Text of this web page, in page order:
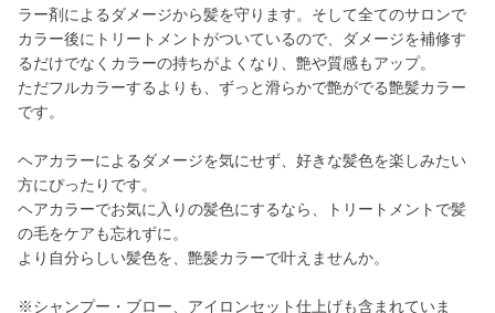
ラー剤によるダメージから髪を守ります。そして全てのサロンで
カラー後にトリートメントがついているので、ダメージを補修す
るだけでなくカラーの持ちがよくなり、艶や質感もアップ。
ただフルカラーするよりも、ずっと滑らかで艶がでる艶髪カラー
です。
ヘアカラーによるダメージを気にせず、好きな髪色を楽しみたい
方にぴったりです。
ヘアカラーでお気に入りの髪色にするなら、トリートメントで髪
の毛をケアも忘れずに。
より自分らしい髪色を、艶髪カラーで叶えませんか。
※シャンプー・ブロー、アイロンセット仕上げも含まれていま